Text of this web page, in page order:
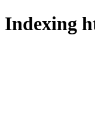
Indexing